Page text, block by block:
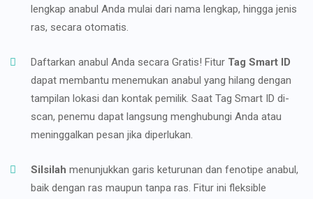
lengkap anabul Anda mulai dari nama lengkap, hingga jenis
ras, secara otomatis.
Daftarkan anabul Anda secara Gratis! Fitur Tag Smart ID
dapat membantu menemukan anabul yang hilang dengan
tampilan lokasi dan kontak pemilik. Saat Tag Smart ID di-
scan, penemu dapat langsung menghubungi Anda atau
meninggalkan pesan jika diperlukan.
Silsilah menunjukkan garis keturunan dan fenotipe anabul,
baik dengan ras maupun tanpa ras. Fitur ini fleksible